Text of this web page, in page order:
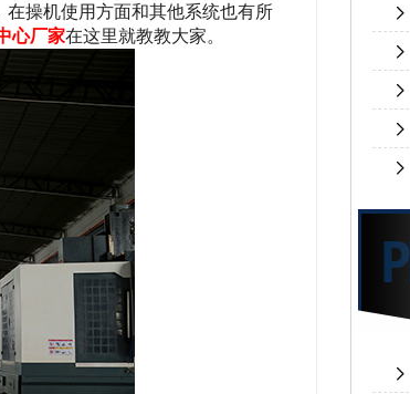
操机使用方面和其他系统也有所
心厂家在这里就教教大家。